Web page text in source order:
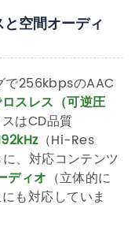
空間オーディ
で256kbpsのAAC
スレス（可逆圧
はCD品質
（Hi-Res
、対応コンテンツ
ディオ （立体的に
も対応していま